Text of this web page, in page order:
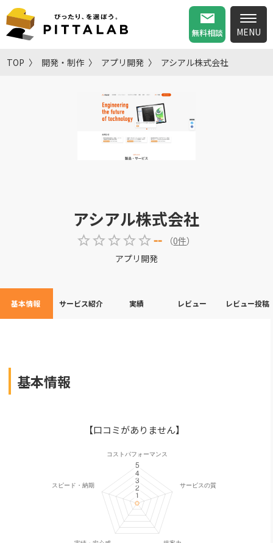
無料相談
TOP 開発・制作 アプリ開発 アシアル株式会社
アシアル株式会社
-- （0件）
アプリ開発
基本情報 サービス紹介 実績 レビュー レビュー投稿
基本情報
【口コミがありません】